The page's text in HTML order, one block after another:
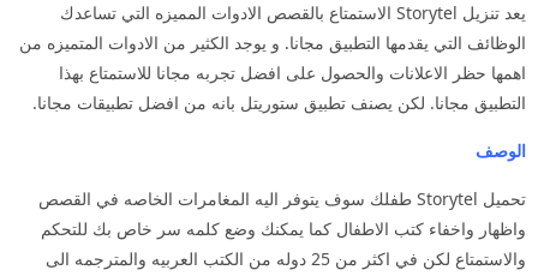
يعد تنزيل Storytel الاستمتاع بالقصص الادوات المميزه التي تساعدك
الوظائف التي يقدمها التطبيق مجانا. و يوجد الكثير من الادوات المتميزه من
اهمها حظر الاعلانات والحصول على افضل تجربه مجانا للاستمتاع بهذا
التطبيق مجانا. لكن يصنف تطبيق ستوريتل بانه من افضل تطبيقات مجانا.
الوصف
تحميل Storytel طفلك سوف يتوفر اليه المغامرات الخاصه في القصص
واظهار واخفاء كتب الاطفال كما يمكنك وضع كلمه سر خاص بك للتحكم
والاستمتاع لكن في اكثر من 25 دوله من الكتب العربيه والمترجمه الى